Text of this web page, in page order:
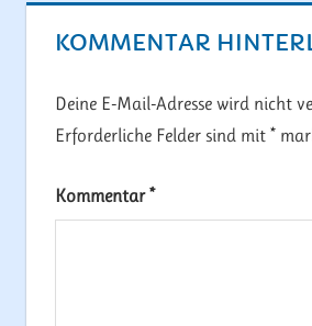
KOMMENTAR
Deine E-Mail-Adresse wird nicht
Erforderliche Felder sind mit *
Kommentar*